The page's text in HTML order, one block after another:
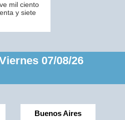
mil ciento
y siete
07/08/26
Buenos Aires